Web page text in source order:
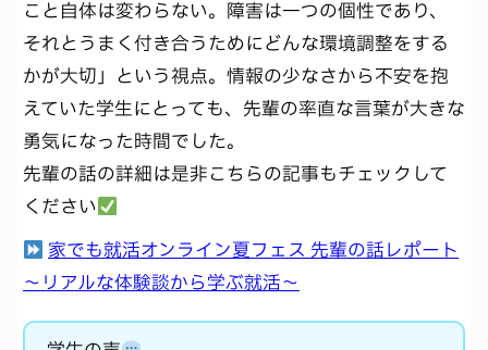
こと自体は変わらない。障害は一つの個性であり、
それとうまく付き合うためにどんな環境調整をする
かが大切」という視点。情報の少なさから不安を抱
えていた学生にとっても、先輩の率直な言葉が大きな
勇気になった時間でした。
先輩の話の詳細は是非こちらの記事もチェックして
ください
家でも就活オンライン夏フェス 先輩の話レポート
～リアルな体験談から学ぶ就活～